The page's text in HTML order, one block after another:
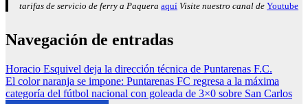
tarifas de servicio de ferry a Paquera aquí Visite nuestro canal de Youtube
Navegación de entradas
Horacio Esquivel deja la dirección técnica de Puntarenas F.C.
El color naranja se impone: Puntarenas FC regresa a la máxima
categoría del fútbol nacional con goleada de 3×0 sobre San Carlos